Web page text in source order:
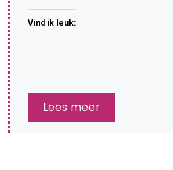
Vind ik leuk:
Lees meer